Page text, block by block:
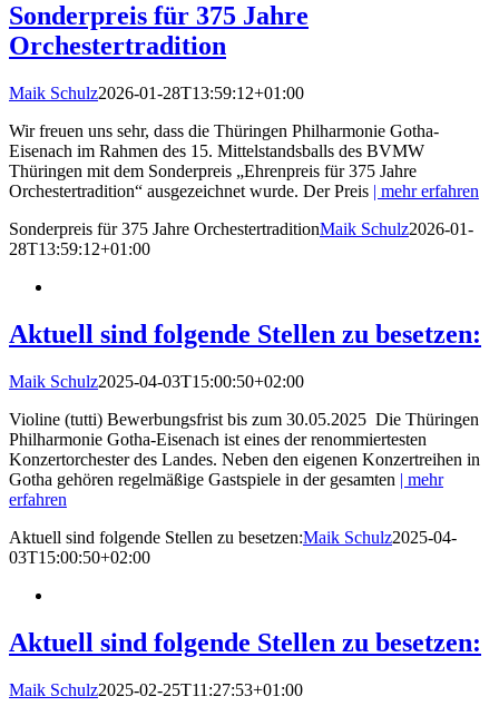
Sonderpreis für 375 Jahre
Orchestertradition
Maik Schulz2026-01-28T13:59:12+01:00
Wir freuen uns sehr, dass die Thüringen Philharmonie Gotha-
Eisenach im Rahmen des 15. Mittelstandsballs des BVMW
Thüringen mit dem Sonderpreis „Ehrenpreis für 375 Jahre
Orchestertradition“ ausgezeichnet wurde. Der Preis | mehr erfahren
Sonderpreis für 375 Jahre OrchestertraditionMaik Schulz2026-01-
28T13:59:12+01:00
Aktuell sind folgende Stellen zu besetzen:
Maik Schulz2025-04-03T15:00:50+02:00
Violine (tutti) Bewerbungsfrist bis zum 30.05.2025 Die Thüringen
Philharmonie Gotha-Eisenach ist eines der renommiertesten
Konzertorchester des Landes. Neben den eigenen Konzertreihen in
Gotha gehören regelmäßige Gastspiele in der gesamten | mehr
erfahren
Aktuell sind folgende Stellen zu besetzen:Maik Schulz2025-04-
03T15:00:50+02:00
Aktuell sind folgende Stellen zu besetzen:
Maik Schulz2025-02-25T11:27:53+01:00